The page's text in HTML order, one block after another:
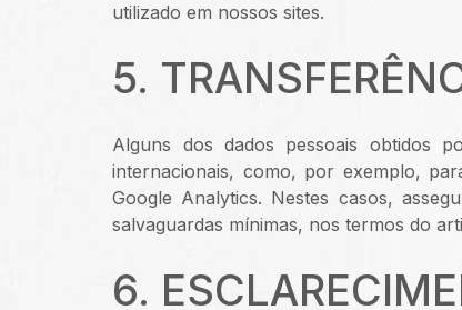
utilizado em nossos sites.
5.
Alguns dos dados pessoais obtidos
internacionais, como, por exemplo,
Google Analytics. Nestes casos,
salvaguardas mínimas, nos termos do
6.